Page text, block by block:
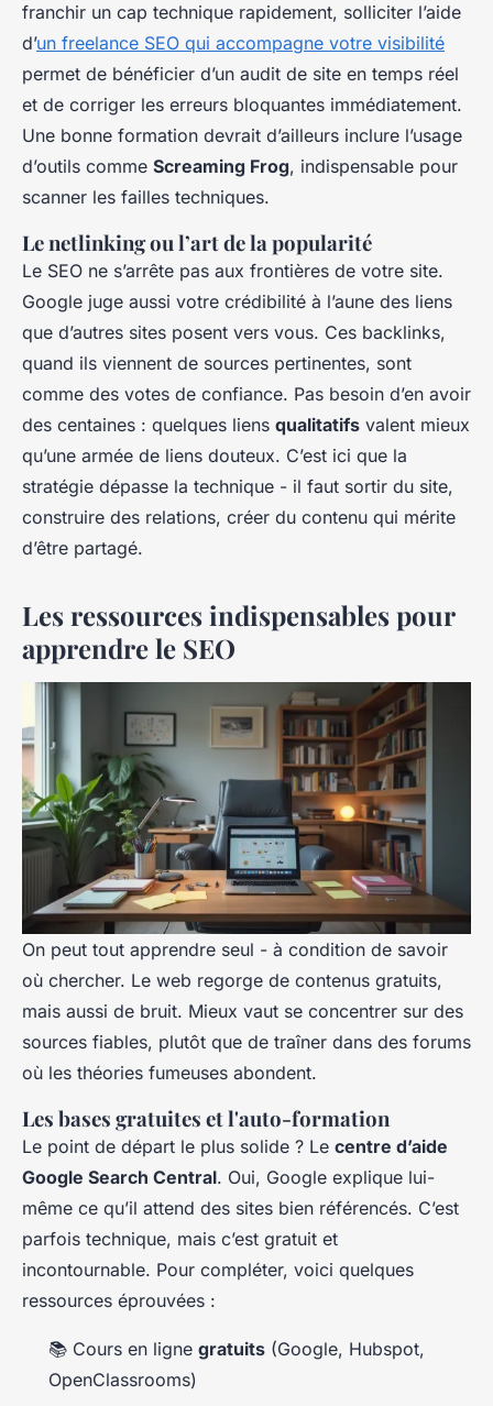
franchir un cap technique rapidement, solliciter l’aide
d’un freelance SEO qui accompagne votre visibilité
permet de bénéficier d’un audit de site en temps réel
et de corriger les erreurs bloquantes immédiatement.
Une bonne formation devrait d’ailleurs inclure l’usage
d’outils comme Screaming Frog, indispensable pour
scanner les failles techniques.
Le netlinking ou l’art de la popularité
Le SEO ne s’arrête pas aux frontières de votre site.
Google juge aussi votre crédibilité à l’aune des liens
que d’autres sites posent vers vous. Ces backlinks,
quand ils viennent de sources pertinentes, sont
comme des votes de confiance. Pas besoin d’en avoir
des centaines : quelques liens qualitatifs valent mieux
qu’une armée de liens douteux. C’est ici que la
stratégie dépasse la technique - il faut sortir du site,
construire des relations, créer du contenu qui mérite
d’être partagé.
Les ressources indispensables pour
apprendre le SEO
On peut tout apprendre seul - à condition de savoir
où chercher. Le web regorge de contenus gratuits,
mais aussi de bruit. Mieux vaut se concentrer sur des
sources fiables, plutôt que de traîner dans des forums
où les théories fumeuses abondent.
Les bases gratuites et l'auto-formation
Le point de départ le plus solide ? Le centre d’aide
Google Search Central. Oui, Google explique lui-
même ce qu’il attend des sites bien référencés. C’est
parfois technique, mais c’est gratuit et
incontournable. Pour compléter, voici quelques
ressources éprouvées :
📚 Cours en ligne gratuits (Google, Hubspot,
OpenClassrooms)